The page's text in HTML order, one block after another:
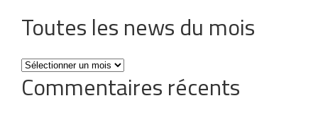
Toutes les news du mois
Toutes
les
news
Commentaires récents